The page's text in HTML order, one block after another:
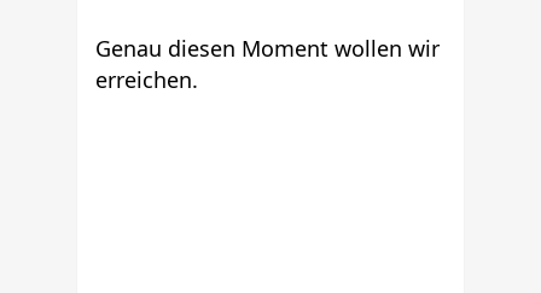
Genau diesen Moment wollen wir
erreichen.